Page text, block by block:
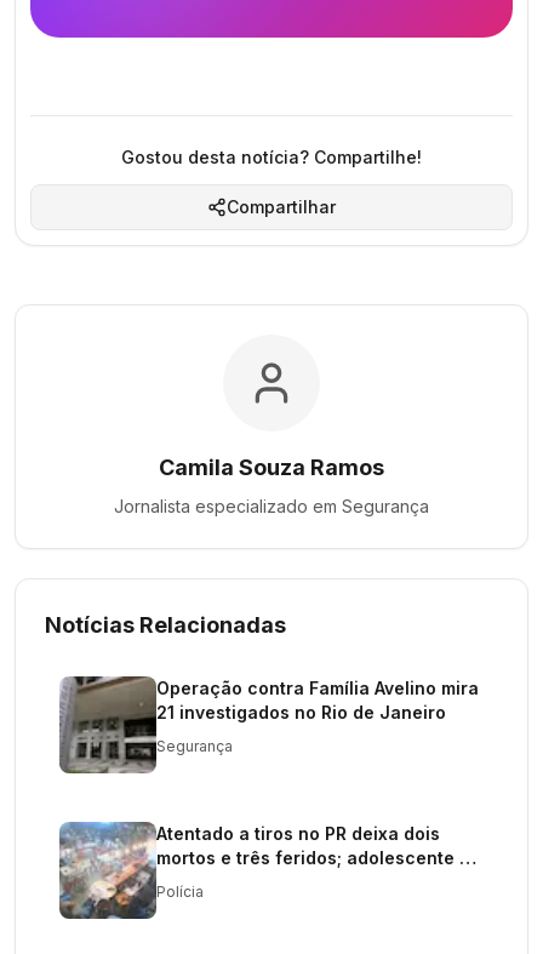
Gostou desta notícia? Compartilhe!
Compartilhar
Camila Souza Ramos
Jornalista especializado em Segurança
Notícias Relacionadas
Operação contra Família Avelino mira
21 investigados no Rio de Janeiro
Segurança
Atentado a tiros no PR deixa dois
mortos e três feridos; adolescente é
procurado
Polícia